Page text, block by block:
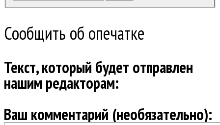
Сообщить об опечатке
Текст, который будет отправлен
нашим редакторам:
Ваш комментарий (необязательно):